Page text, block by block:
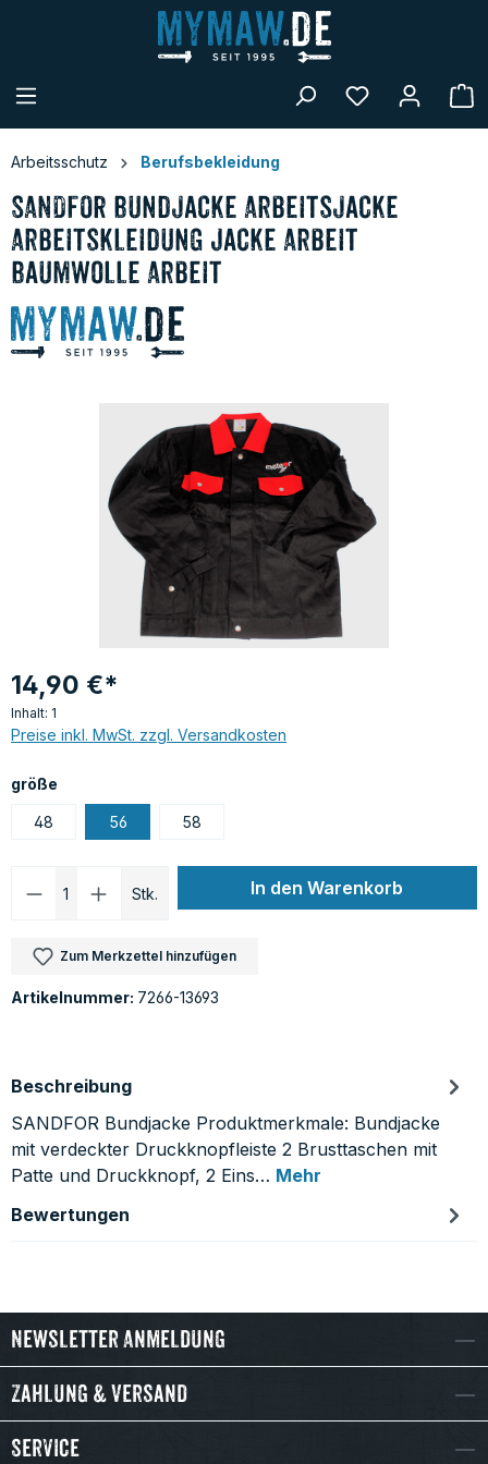
Arbeitsschutz Berufsbekleidung
SANDFOR Bundjacke Arbeitsjacke
Arbeitskleidung Jacke Arbeit
Baumwolle Arbeit
14,90 €*
Inhalt: 1
Preise inkl. MwSt. zzgl. Versandkosten
größe
48 56 58
Produkt Anzahl: Gib den gewünschten
Stk. In den Warenkorb
Zum Merkzettel hinzufügen
Artikelnummer: 7266-13693
Beschreibung
SANDFOR Bundjacke Produktmerkmale: Bundjacke
mit verdeckter Druckknopfleiste 2 Brusttaschen mit
Patte und Druckknopf, 2 Eins… Mehr
Bewertungen
Newsletter Anmeldung
Zahlung & Versand
Service